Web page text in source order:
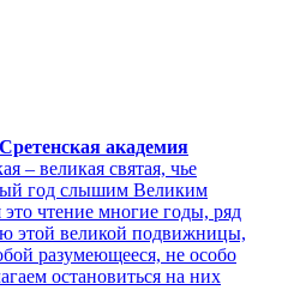
Сретенская академия
– великая святая, чье
год слышим Великим
чтение многие годы, ряд
этой великой подвижницы,
разумеющееся, не особо
остановиться на них